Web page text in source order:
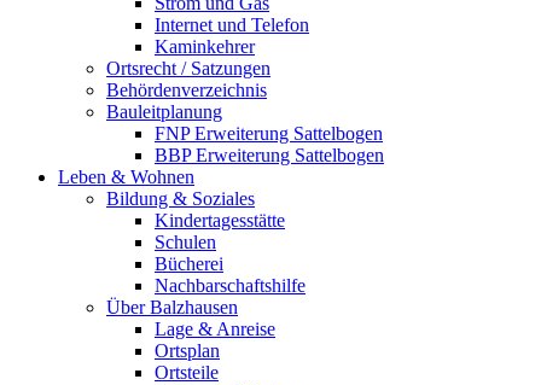
Internet und Telefon
Kaminkehrer
Ortsrecht / Satzungen
Behördenverzeichnis
Bauleitplanung
FNP Erweiterung Sattelbogen
BBP Erweiterung Sattelbogen
Leben & Wohnen
Bildung & Soziales
Kindertagesstätte
Schulen
Bücherei
Nachbarschaftshilfe
Über Balzhausen
Lage & Anreise
Ortsplan
Ortsteile